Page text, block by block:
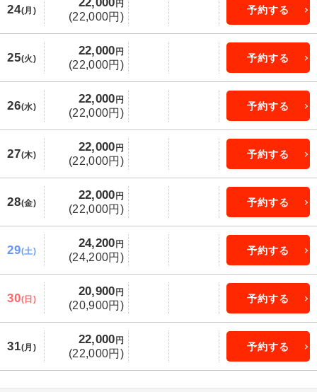
24(月)
円
(22,000円)
予約する
25(火)
22,000 円
(22,000円)
予約する
26(水)
22,000 円
(22,000円)
予約する
27(木)
22,000 円
(22,000円)
予約する
28(金)
22,000 円
(22,000円)
予約する
29(土)
24,200 円
(24,200円)
予約する
30(日)
20,900 円
(20,900円)
予約する
31(月)
22,000 円
(22,000円)
予約する